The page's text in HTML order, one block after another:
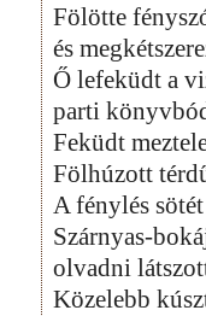
Fölötte
és
Ő lefeküdt a
parti
Feküdt
Fölhúzott
A fénylés
Szárnyas-
olvadni
Közelebb